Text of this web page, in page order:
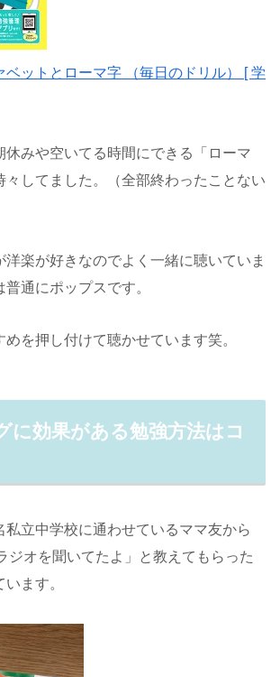
ベットとローマ字 （毎日のドリル） [ 学
休みや空いてる時間にできる「ローマ
々してました。（全部終わったことない
洋楽が好きなのでよく一緒に聴いていま
通にポップスです。
を押し付けて聴かせています笑。
に効果がある勉強方法はコ
私立中学校に通わせているママ友から
ジオを聞いてたよ」と教えてもらった
ます。